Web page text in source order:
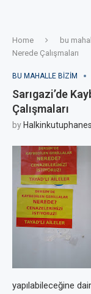
Home bu
Nerede Çalışmaları
BU MAHALLE BIZIM
Sarıgazi’de
Çalışmaları
by
yapılabileceğine